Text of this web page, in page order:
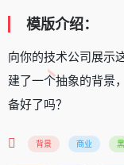
模版介绍：
向你的技术公司展示
建了一个抽象的背景
备好了吗？
背景 商业